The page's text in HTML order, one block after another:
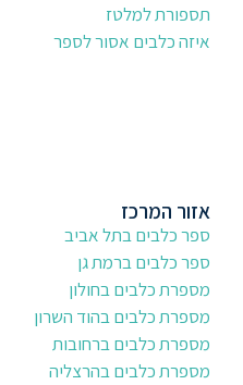
תספורת למלטז
איזה כלבים אסור לספר
אזור המרכז
ספר כלבים בתל אביב
ספר כלבים ברמת גן
מספרת כלבים בחולון
מספרת כלבים בהוד השרון
מספרת כלבים ברחובות
מספרת כלבים בהרצליה